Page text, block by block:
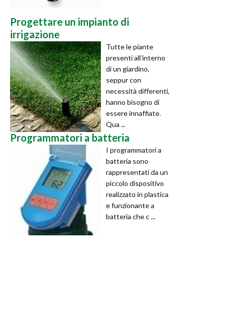
Progettare un impianto di
irrigazione
Tutte le piante
presenti all’interno
di un giardino,
seppur con
necessità differenti,
hanno bisogno di
essere innaffiate.
Qua ...
Programmatori a batteria
I programmatori a
batteria sono
rappresentati da un
piccolo dispositivo
realizzato in plastica
e funzionante a
batteria che c ...